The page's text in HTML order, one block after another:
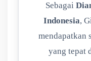
Sebagai
Indonesia,
mendapatkan
yang tepat